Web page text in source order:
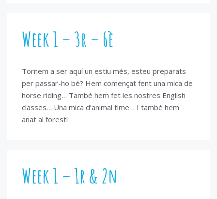
Week 1 – 3r – 6è
Tornem a ser aquí un estiu més, esteu preparats
per passar-ho bé? Hem començat fent una mica de
horse riding… També hem fet les nostres English
classes… Una mica d’animal time… I també hem
anat al forest!
Week 1 – 1r & 2n